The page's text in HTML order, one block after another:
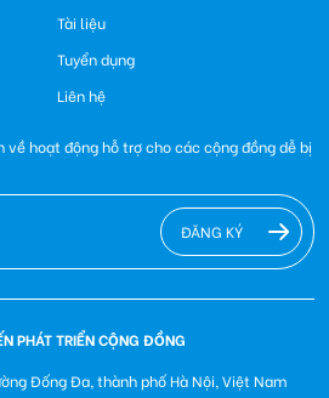
Tài liệu
Tuyển dụng
Liên hệ
hoạt động hỗ trợ cho các cộng đồng dễ bị
ĐĂNG KÝ
PHÁT TRIỂN CỘNG ĐỒNG
Đống Đa, thành phố Hà Nội, Việt Nam